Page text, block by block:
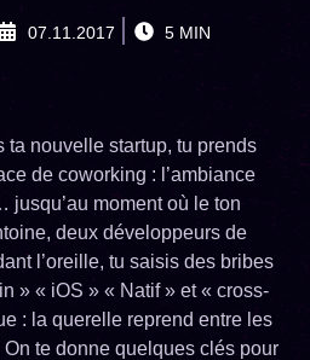
07.11.2017 5MIN
ta nouvelle startup, tu prends
de coworking : l’ambiance
moment où le ton
deux développeurs de
l’oreille, tu saisis des bribes
» « iOS » « Natif » et « cross-
: la querelle reprend entre les
te donne quelques clés pour